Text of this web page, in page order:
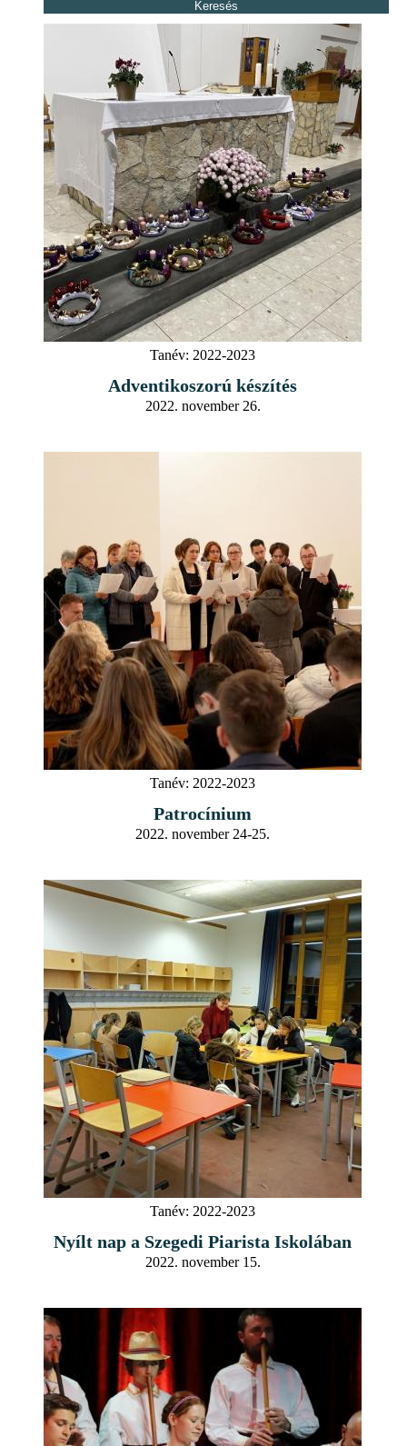
Tanév: 2022-2023
Adventikoszorú készítés
2022. november 26.
Tanév: 2022-2023
Patrocínium
2022. november 24-25.
Tanév: 2022-2023
Nyílt nap a Szegedi Piarista Iskolában
2022. november 15.